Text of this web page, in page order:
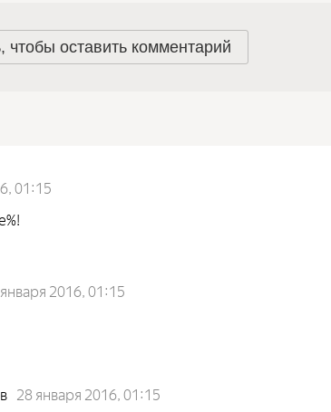
чтобы оставить комментарий
01:15
2016, 01:15
28 января 2016, 01:15